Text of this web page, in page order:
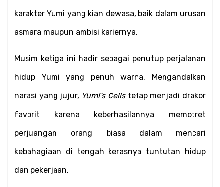
karakter Yumi yang kian dewasa, baik dalam urusan
asmara maupun ambisi kariernya.
Musim ketiga ini hadir sebagai penutup perjalanan
hidup Yumi yang penuh warna. Mengandalkan
narasi yang jujur, Yumi’s Cells tetap menjadi drakor
favorit karena keberhasilannya memotret
perjuangan orang biasa dalam mencari
kebahagiaan di tengah kerasnya tuntutan hidup
dan pekerjaan.